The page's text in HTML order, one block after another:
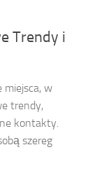
Trendy i
miejsca, w
trendy,
kontakty.
szereg